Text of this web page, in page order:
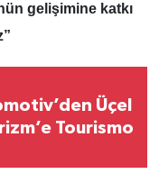
gelişimine katkı
Üçel
Tourismo